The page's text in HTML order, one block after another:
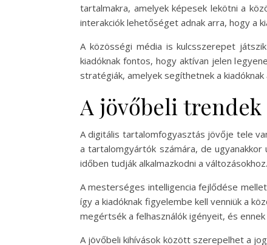
tartalmakra, amelyek képesek lekötni a
interakciók lehetőséget adnak arra, hogy a
A közösségi média is kulcsszerepet
kiadóknak fontos, hogy aktívan jelen
stratégiák, amelyek segíthetnek a
A jövőbeli trendek
A digitális tartalomfogyasztás jövője tele
a tartalomgyártók számára, de
időben tudják alkalmazkodni a változásokhoz.
A mesterséges intelligencia fejlődése
így a kiadóknak figyelembe kell venniük a
megértsék a felhasználók igényeit, és
A jövőbeli kihívások között szerepelhet a